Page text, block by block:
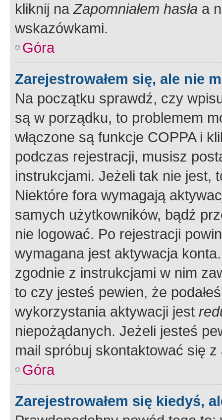
kliknij naZapomniałem hasła a
wskazówkami.
Góra
Zarejestrowałem się, ale nie
Na początku sprawdź, czy
są w porządku, to problemem
włączone są funkcje COPPA i
podczas rejestracji, musisz
instrukcjami. Jeżeli tak nie jest,
Niektóre fora wymagają
samych użytkowników, bądź
nie logować. Po rejestracji
wymagana jest aktywacja
zgodnie z instrukcjami w nim
to czy jesteś pewien, że
wykorzystania aktywacji jest
niepożądanych. Jeżeli jesteś
mail spróbuj skontaktować się
Góra
Zarejestrowałem się kiedyś,